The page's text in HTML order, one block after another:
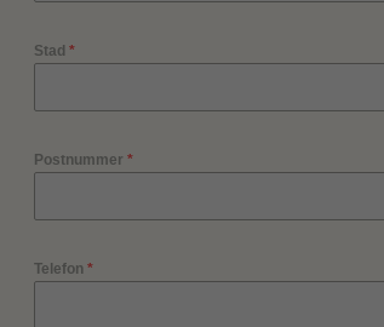
Stad *
Postnummer *
Telefon *